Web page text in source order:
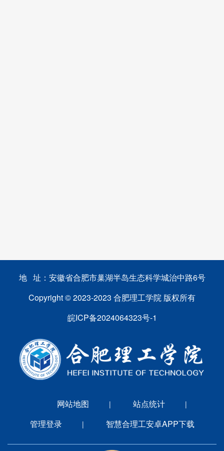
地 址：安徽省合肥市巢湖半岛生态科学城治中路6号
Copyright © 2023-2023 合肥理工学院 版权所有
皖ICP备2024064323号-1
网站地图 | 站点统计 |
管理登录 | 智慧合理工安卓APP下载